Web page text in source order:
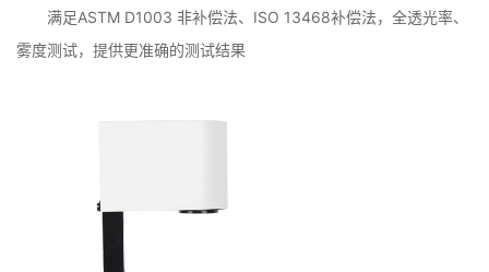
满足ASTM D1003 非补偿法、ISO 13468补偿法，全透光率、
雾度测试，提供更准确的测试结果